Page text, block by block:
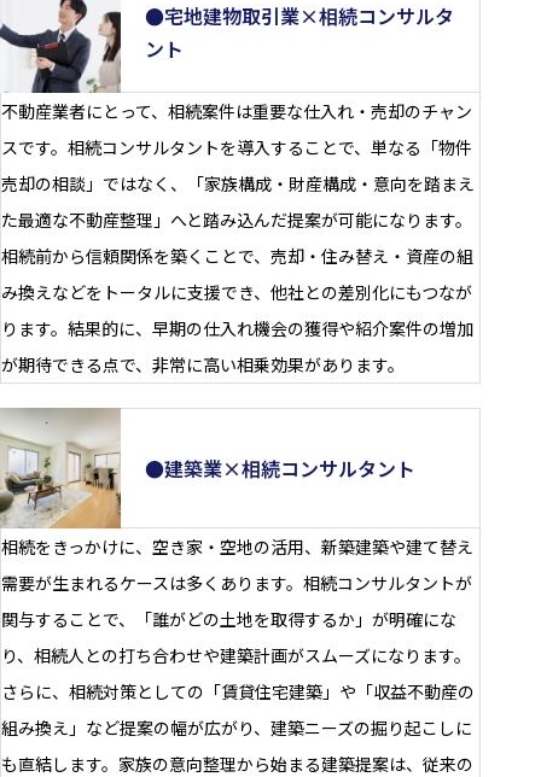
●宅地建物取引業×相続コンサルタ
ント
不動産業者にとって、相続案件は重要な仕入れ・売却のチャン
スです。相続コンサルタントを導入することで、単なる「物件
売却の相談」ではなく、「家族構成・財産構成・意向を踏まえ
た最適な不動産整理」へと踏み込んだ提案が可能になります。
相続前から信頼関係を築くことで、売却・住み替え・資産の組
み換えなどをトータルに支援でき、他社との差別化にもつなが
ります。結果的に、早期の仕入れ機会の獲得や紹介案件の増加
が期待できる点で、非常に高い相乗効果があります。
●建築業×相続コンサルタント
相続をきっかけに、空き家・空地の活用、新築建築や建て替え
需要が生まれるケースは多くあります。相続コンサルタントが
関与することで、「誰がどの土地を取得するか」が明確にな
り、相続人との打ち合わせや建築計画がスムーズになります。
さらに、相続対策としての「賃貸住宅建築」や「収益不動産の
組み換え」など提案の幅が広がり、建築ニーズの掘り起こしに
も直結します。家族の意向整理から始まる建築提案は、従来の